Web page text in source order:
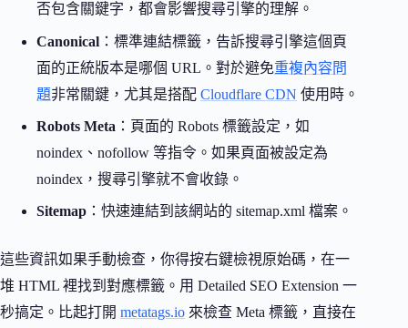
否包含關鍵字，都會影響搜尋引擎的理解。
Canonical ：標準連結標籤，告訴搜尋引擎這個頁
面的正統版本是哪個 URL。對於避免重複內容問
題非常關鍵，尤其是搭配 Cloudflare CDN 使用時。
Robots Meta ：頁面的 Robots 標籤設定，如
noindex、nofollow 等指令。如果頁面被設定為
noindex，搜尋引擎就不會收錄。
Sitemap ：快速連結到該網站的 sitemap.xml 檔案。
這些資訊如果手動檢查，你得按右鍵檢視原始碼，在一
堆 HTML 裡找到對應標籤。用 Detailed SEO Extension 一
秒搞定。比起打開 metatags.io 來檢查 Meta 標籤，直接在